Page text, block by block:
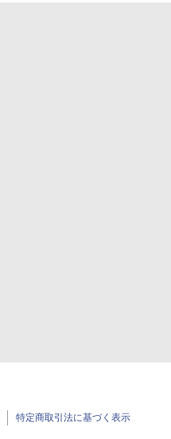
特定商取引法に基づく表示